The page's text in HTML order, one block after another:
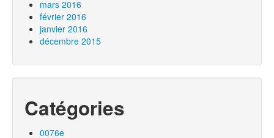
mars 2016
février 2016
janvier 2016
décembre 2015
Catégories
0076e